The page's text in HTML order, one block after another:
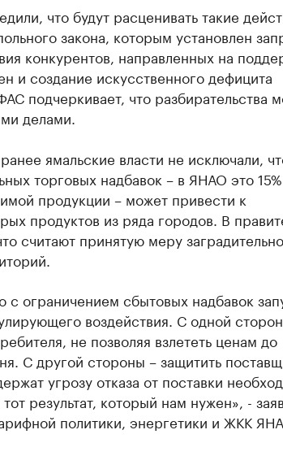
что будут расценивать такие
закона, которым установлен
конкурентов, направленных на
и создание искусственного дефицита
подчеркивает, что разбирательства
делами.
ямальские власти не исключали,
торговых надбавок – в ЯНАО это
продукции – может привести к
продуктов из ряда городов. В
считают принятую меру
с ограничением сбытовых надбавок
воздействия. С одной
не позволяя взлететь ценам до
С другой стороны – защитить
угрозу отказа от поставки
результат, который нам нужен», -
политики, энергетики и ЖКК